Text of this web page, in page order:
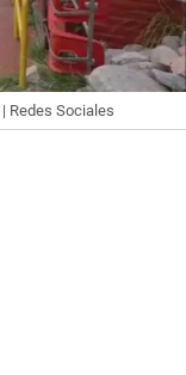
| Redes Sociales